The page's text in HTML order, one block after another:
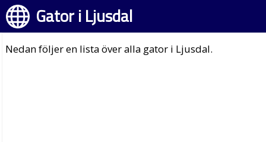
Gator i Ljusdal
Nedan följer en lista över alla gator i Ljusdal.